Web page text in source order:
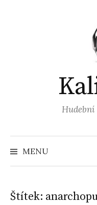
Hudební
MENU
Štítek: